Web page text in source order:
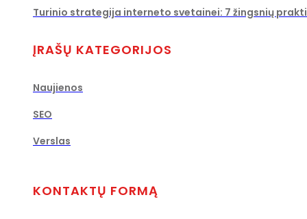
Turinio strategija interneto svetainei: 7 žingsnių
ĮRAŠŲ KATEGORIJOS
Naujienos
SEO
Verslas
KONTAKTŲ FORMĄ